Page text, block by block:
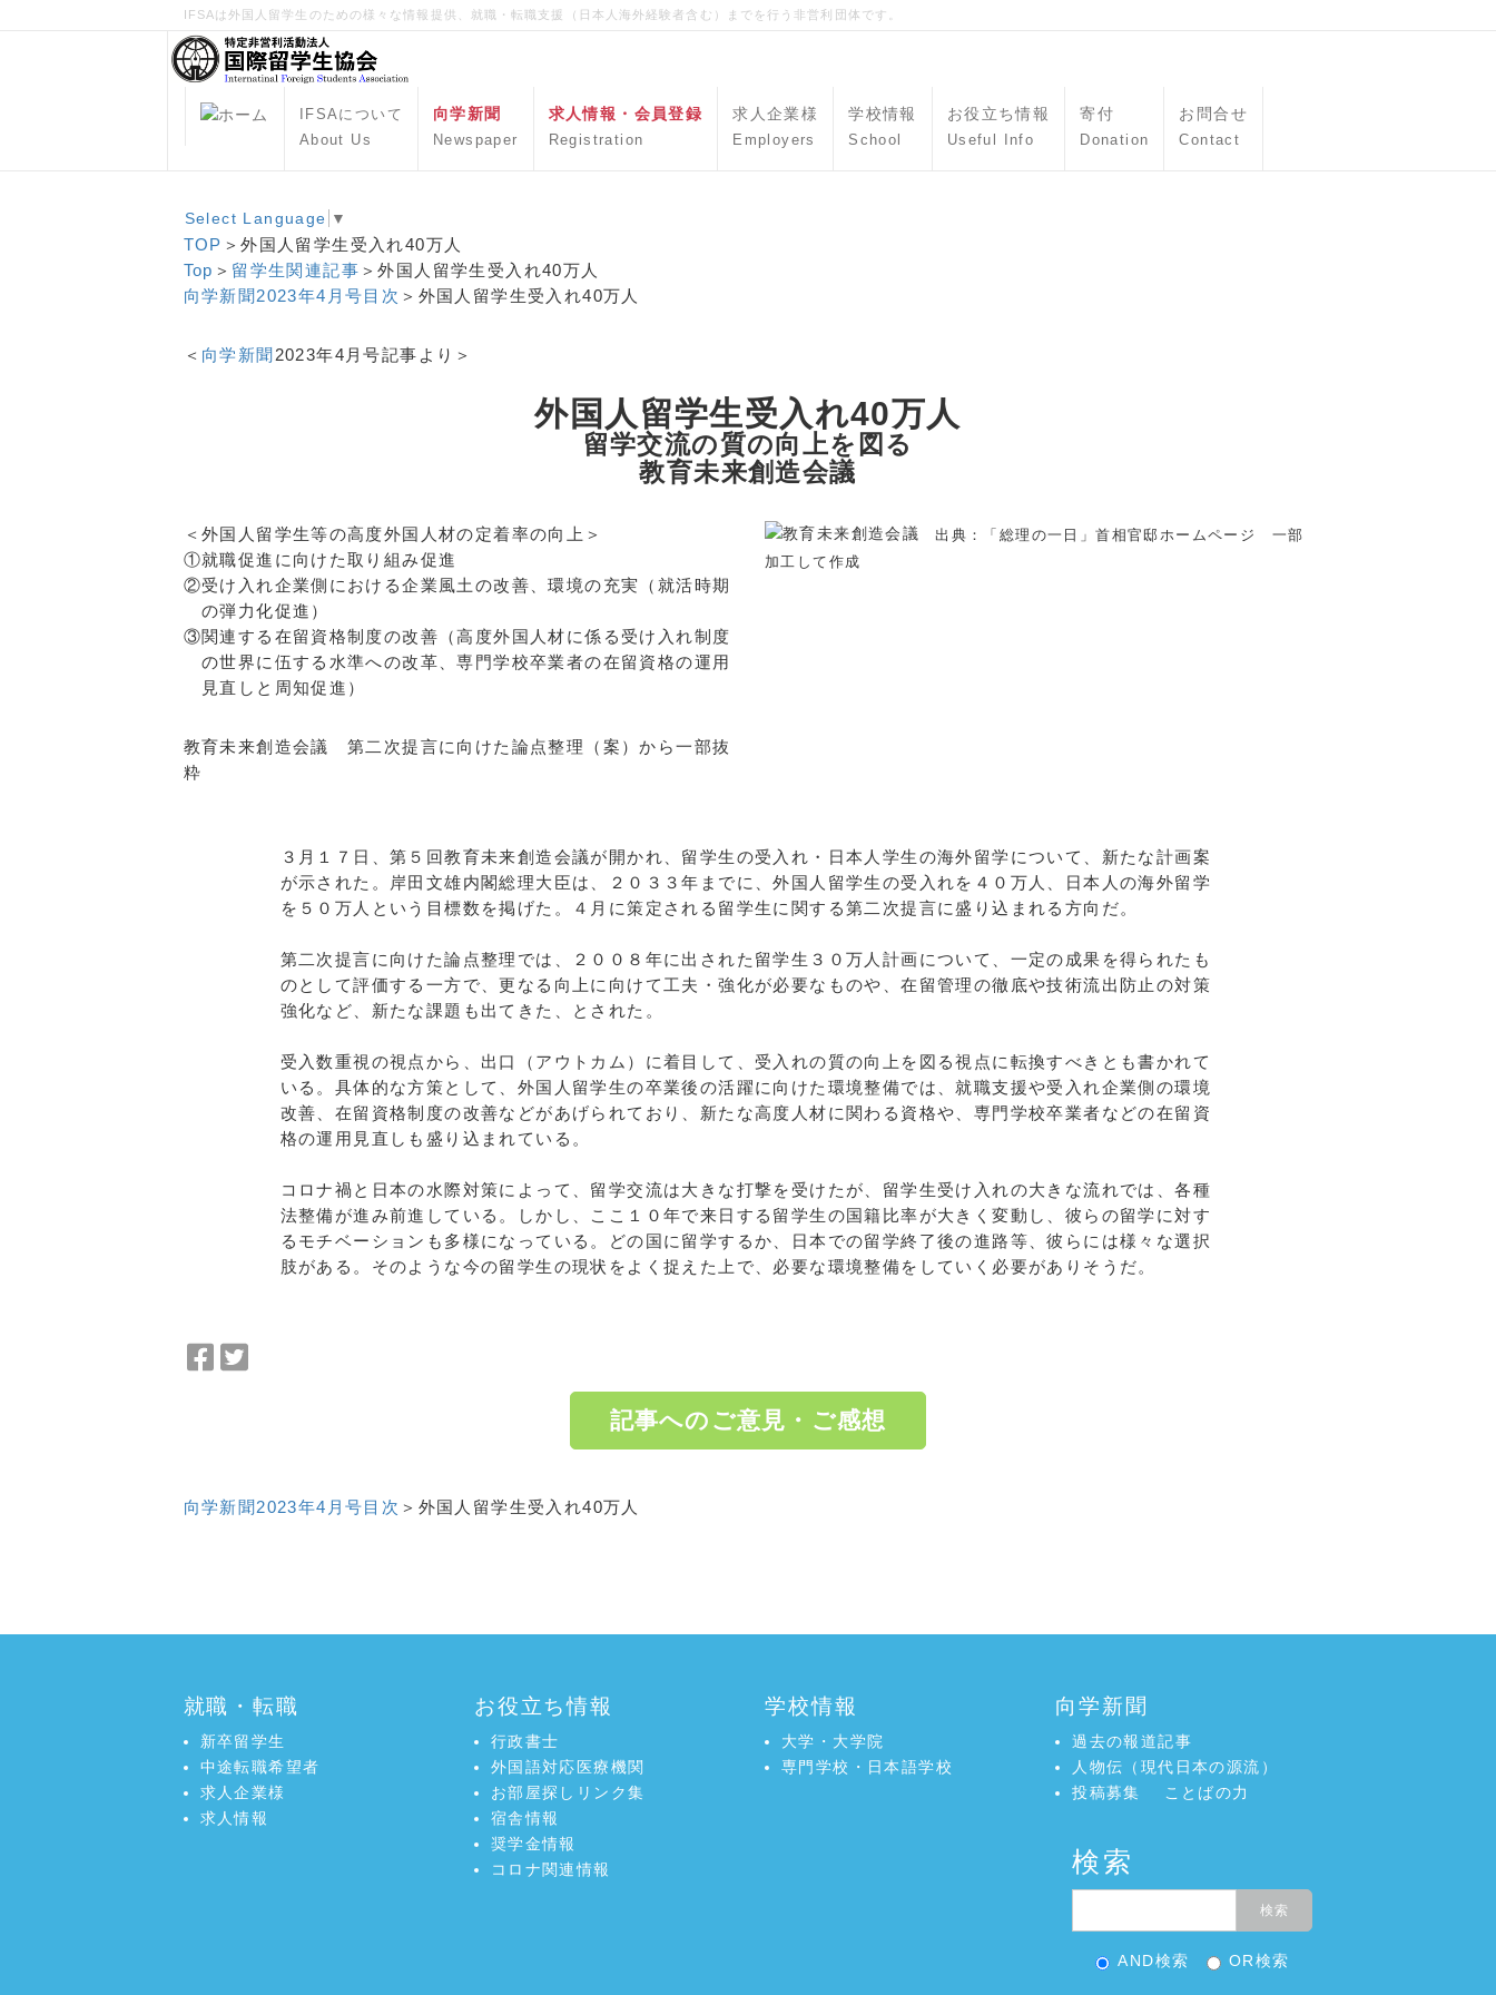
IFSAは外国人留学生のための様々な情報提供、就職・転職支援（日本人海外経験者含む）までを行う非営利団体です。
IFSAについて
About Us
向学新聞
Newspaper
求人情報・会員登録
Registration
求人企業様
Employers
学校情報
School
お役立ち情報
Useful Info
寄付
Donation
お問合せ
Contact
Select Language ▼
TOP ＞外国人留学生受入れ40万人
Top ＞ 留学生関連記事 ＞外国人留学生受入れ40万人
向学新聞2023年4月号目次 ＞外国人留学生受入れ40万人
＜ 向学新聞 2023年4月号記事より＞
外国人留学生受入れ40万人
留学交流の質の向上を図る
教育未来創造会議
＜外国人留学生等の高度外国人材の定着率の向上＞
①就職促進に向けた取り組み促進
②受け入れ企業側における企業風土の改善、環境の充実（就活時期
の弾力化促進）
③関連する在留資格制度の改善（高度外国人材に係る受け入れ制度
の世界に伍する水準への改革、専門学校卒業者の在留資格の運用
見直しと周知促進）
教育未来創造会議 第二次提言に向けた論点整理（案）から一部抜
粋
出典：「総理の一日」首相官邸ホームページ 一部
加工して作成
３月１７日、第５回教育未来創造会議が開かれ、留学生の受入れ・日本人学生の海外留学について、新たな計画案
が示された。岸田文雄内閣総理大臣は、２０３３年までに、外国人留学生の受入れを４０万人、日本人の海外留学
を５０万人という目標数を掲げた。４月に策定される留学生に関する第二次提言に盛り込まれる方向だ。
第二次提言に向けた論点整理では、２００８年に出された留学生３０万人計画について、一定の成果を得られたも
のとして評価する一方で、更なる向上に向けて工夫・強化が必要なものや、在留管理の徹底や技術流出防止の対策
強化など、新たな課題も出てきた、とされた。
受入数重視の視点から、出口（アウトカム）に着目して、受入れの質の向上を図る視点に転換すべきとも書かれて
いる。具体的な方策として、外国人留学生の卒業後の活躍に向けた環境整備では、就職支援や受入れ企業側の環境
改善、在留資格制度の改善などがあげられており、新たな高度人材に関わる資格や、専門学校卒業者などの在留資
格の運用見直しも盛り込まれている。
コロナ禍と日本の水際対策によって、留学交流は大きな打撃を受けたが、留学生受け入れの大きな流れでは、各種
法整備が進み前進している。しかし、ここ１０年で来日する留学生の国籍比率が大きく変動し、彼らの留学に対す
るモチベーションも多様になっている。どの国に留学するか、日本での留学終了後の進路等、彼らには様々な選択
肢がある。そのような今の留学生の現状をよく捉えた上で、必要な環境整備をしていく必要がありそうだ。
Facebook
記事へのご意見・ご感想
向学新聞2023年4月号目次 ＞外国人留学生受入れ40万人
就職・転職
新卒留学生
中途転職希望者
求人企業様
求人情報
お役立ち情報
行政書士
外国語対応医療機関
お部屋探しリンク集
宿舎情報
奨学金情報
コロナ関連情報
学校情報
大学・大学院
専門学校・日本語学校
向学新聞
過去の報道記事
人物伝（現代日本の源流）
投稿募集
ことばの力
検索
AND検索 OR検索